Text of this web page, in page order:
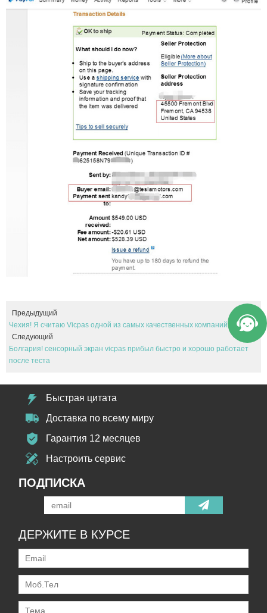
Предыдущий
Чехия! Я считаю Vicpas одной из самых качественных компаний.
Следующий
Болгария! сенсорный экран vicpas прибыл быстро и хорошо работает
после теста
Быстрая цитата
Доставка по всему миру
Гарантия 12 месяцев
Настроить сервис
ПОДПИСКА
ДЕРЖИТЕ В КУРСЕ